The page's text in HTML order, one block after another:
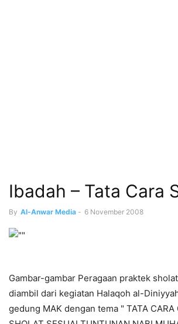
Ibadah – Tata Cara
By Al-Anwar Media - 6 November 2008
Gambar-gambar Peragaan praktek
diambil dari kegiatan Halaqoh al-
gedung MAK dengan tema " TATA CARA